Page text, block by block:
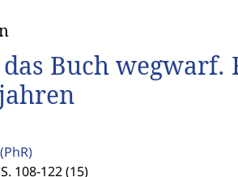
das Buch
(PhR)
S. 108-122 (15)